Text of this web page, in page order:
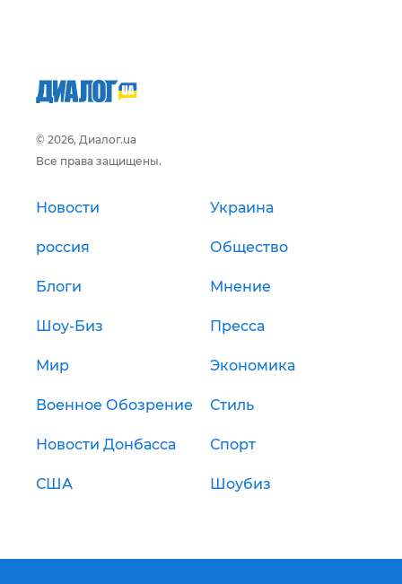
© 2026, Диалог.ua
Все права защищены.
Новости Украина
россия Общество
Блоги Мнение
Шоу-Биз Пресса
Мир Экономика
Военное Обозрение Стиль
Новости Донбасса Спорт
США Шоубиз